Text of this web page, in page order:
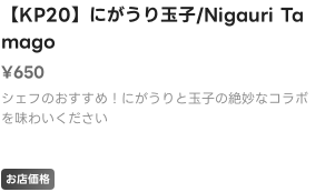
【KP20】にがうり玉子/Nigauri Ta
mago
¥650
シェフのおすすめ！にがうりと玉子の絶妙なコラボ
を味わいください
お店価格